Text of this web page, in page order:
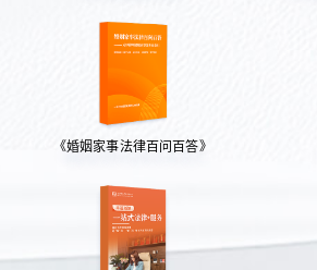
《婚姻家事法律百问百答》